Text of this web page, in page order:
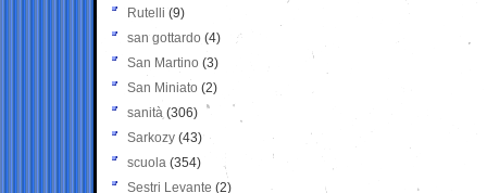
Rutelli (9)
san gottardo (4)
San Martino (3)
San Miniato (2)
sanità (306)
Sarkozy (43)
scuola (354)
Sestri Levante (2)